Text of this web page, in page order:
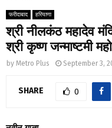
बंसल छाडिय़ा
फरीदाबाद हरियाणा
श्री नीलकंठ महादेव
श्री कृष्ण जन्माष्टमी
September 3,